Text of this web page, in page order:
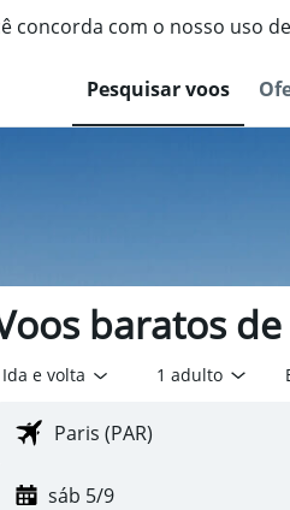
concorda com o nosso uso de
Pesquisar voos
baratos
Ida e volta 1 adulto
sáb 5/9